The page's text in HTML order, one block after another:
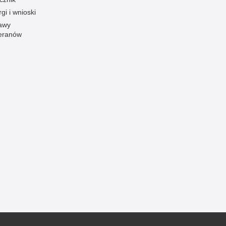
i odważni
Opinia publiczna
i wnioski